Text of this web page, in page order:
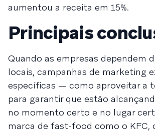
aumentou a receita em 15%.
Principais
Quando as empresas dependem
locais, campanhas de marketing
específicas — como aproveitar a
para garantir que estão
no momento certo e no lugar
marca de fast-food como o KFC,